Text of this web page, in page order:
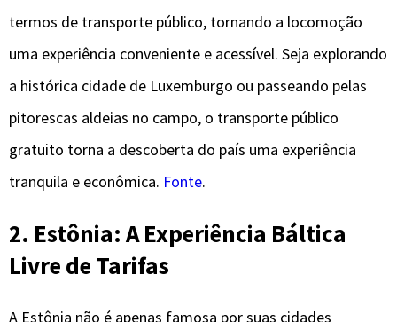
termos de transporte público, tornando a locomoção
uma experiência conveniente e acessível. Seja explorando
a histórica cidade de Luxemburgo ou passeando pelas
pitorescas aldeias no campo, o transporte público
gratuito torna a descoberta do país uma experiência
tranquila e econômica. Fonte.
2. Estônia: A Experiência Báltica
Livre de Tarifas
A Estônia não é apenas famosa por suas cidades